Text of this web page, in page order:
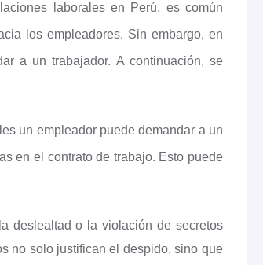
laborales en Perú, es común
los empleadores. Sin embargo, en
a un trabajador. A continuación, se
un empleador puede demandar a un
en el contrato de trabajo. Esto puede
deslealtad o la violación de secretos
no solo justifican el despido, sino que